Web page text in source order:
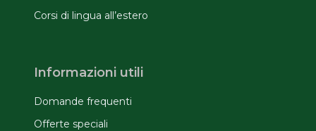
Corsi di lingua all’estero
Informazioni utili
Domande frequenti
Offerte speciali